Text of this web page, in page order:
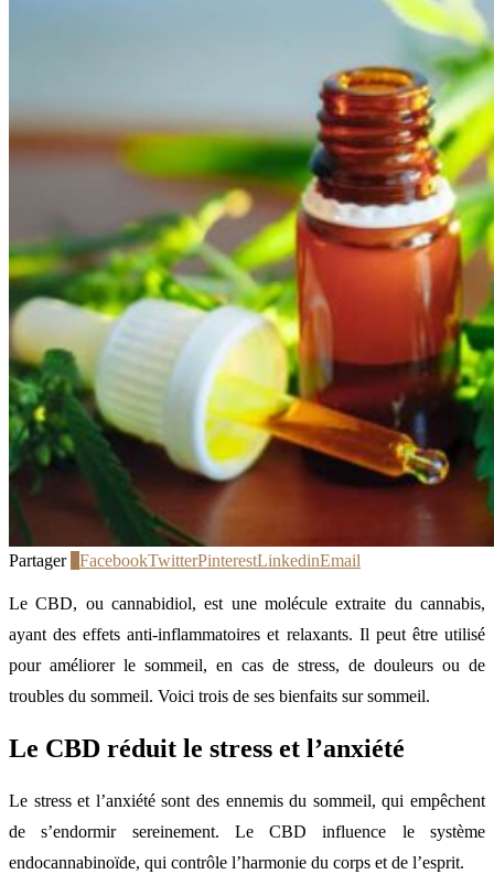
Partager FacebookTwitterPinterestLinkedinEmail
Le CBD, ou cannabidiol, est une molécule extraite du cannabis,
ayant des effets anti-inflammatoires et relaxants. Il peut être utilisé
pour améliorer le sommeil, en cas de stress, de douleurs ou de
troubles du sommeil. Voici trois de ses bienfaits sur sommeil.
Le CBD réduit le stress et l’anxiété
Le stress et l’anxiété sont des ennemis du sommeil, qui empêchent
de s’endormir sereinement. Le CBD influence le système
endocannabinoïde, qui contrôle l’harmonie du corps et de l’esprit.